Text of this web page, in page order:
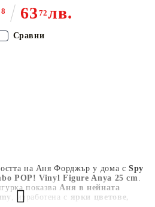
63 72лв.
на Аня Форджър у дома сSpy
POP! Vinyl Figure Anya 25 cm.
показваАня в нейната
, изработена с ярки цветове,
Сравни